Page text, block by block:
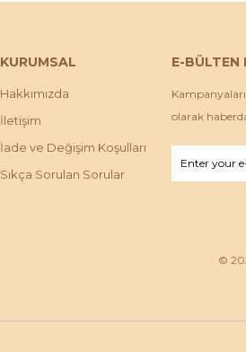
KURUMSAL
Hakkımızda
İletişim
İade ve Değişim Koşulları
Sıkça Sorulan Sorular
E-BÜLTEN
olarak
©